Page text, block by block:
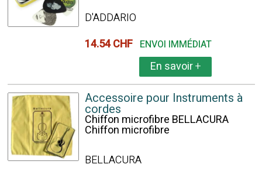
D'ADDARIO
14.54 CHF ENVOI IMMÉDIAT
En savoir+
Accessoire pour Instruments à
cordes
Chiffon microfibre BELLACURA
Chiffon microfibre
BELLACURA